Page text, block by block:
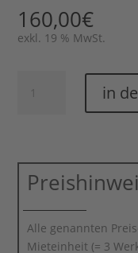
160,00€
exkl. 19 % MwSt.
Induktionsherd
in
Alle genannten
Mieteinheit (= 3